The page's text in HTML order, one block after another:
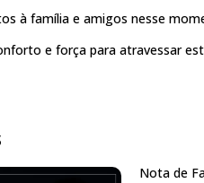
à família e amigos nesse
e força para atravessar
Nota de